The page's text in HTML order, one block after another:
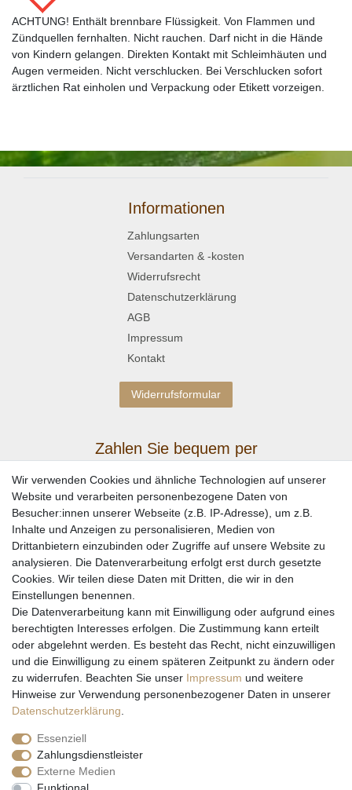
ACHTUNG! Enthält brennbare Flüssigkeit. Von Flammen und
Zündquellen fernhalten. Nicht rauchen. Darf nicht in die Hände
von Kindern gelangen. Direkten Kontakt mit Schleimhäuten und
Augen vermeiden. Nicht verschlucken. Bei Verschlucken sofort
ärztlichen Rat einholen und Verpackung oder Etikett vorzeigen.
Informationen
Zahlungsarten
Versandarten & -kosten
Widerrufsrecht
Datenschutzerklärung
AGB
Impressum
Kontakt
Widerrufsformular
Zahlen Sie bequem per
Wir versenden mit
* Alle Preise inkl. gesetzl. Mehrwertsteuer zzgl. Versandkosten und ggf.
Wir verwenden Cookies und ähnliche Technologien auf unserer
Website und verarbeiten personenbezogene Daten von
Besucher:innen unserer Webseite (z.B. IP-Adresse), um z.B.
Inhalte und Anzeigen zu personalisieren, Medien von
Drittanbietern einzubinden oder Zugriffe auf unsere Website zu
analysieren. Die Datenverarbeitung erfolgt erst durch gesetzte
Cookies. Wir teilen diese Daten mit Dritten, die wir in den
Einstellungen benennen.
Die Datenverarbeitung kann mit Einwilligung oder aufgrund eines
berechtigten Interesses erfolgen. Die Zustimmung kann erteilt
oder abgelehnt werden. Es besteht das Recht, nicht einzuwilligen
und die Einwilligung zu einem späteren Zeitpunkt zu ändern oder
zu widerrufen. Beachten Sie unser Impressum und weitere
Hinweise zur Verwendung personenbezogener Daten in unserer
Daten­schutz­erklärung
Essenziell
Zahlungsdienstleister
Externe Medien